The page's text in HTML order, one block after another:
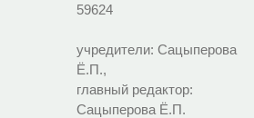
59624
учредители: Сацыперова
Ё.П.,
главный редактор:
Сацыперова Ё.П.